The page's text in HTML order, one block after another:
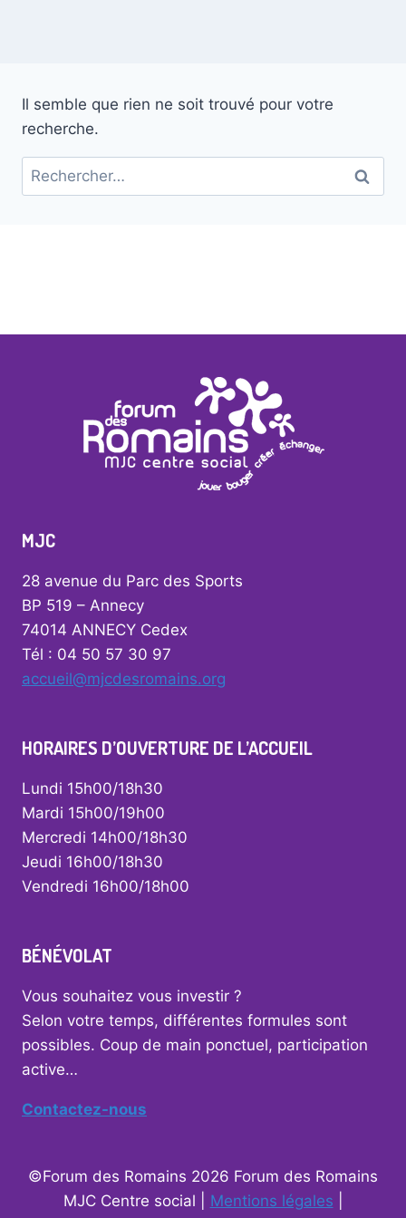
Il semble que rien ne soit trouvé pour votre
recherche.
Rechercher :
MJC
28 avenue du Parc des Sports
BP 519 – Annecy
74014 ANNECY Cedex
Tél : 04 50 57 30 97
accueil@mjcdesromains.org
HORAIRES D’OUVERTURE DE L’ACCUEIL
Lundi 15h00/18h30
Mardi 15h00/19h00
Mercredi 14h00/18h30
Jeudi 16h00/18h30
Vendredi 16h00/18h00
BÉNÉVOLAT
Vous souhaitez vous investir ?
Selon votre temps, différentes formules sont
possibles. Coup de main ponctuel, participation
active…
Contactez-nous
©Forum des Romains 2026 Forum des Romains
MJC Centre social | Mentions légales